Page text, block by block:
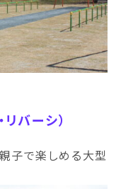
バーシ）
子で楽しめる大型